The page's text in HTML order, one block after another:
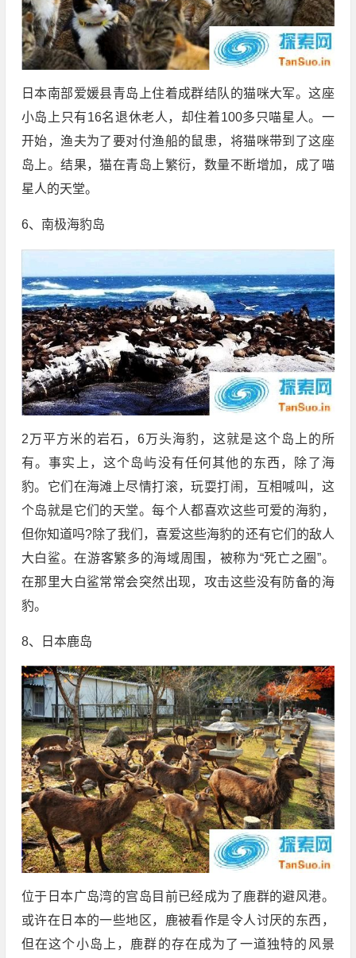
日本南部爱媛县青岛上住着成群结队的猫咪大军。这座
小岛上只有16名退休老人，却住着100多只喵星人。一
开始，渔夫为了要对付渔船的鼠患，将猫咪带到了这座
岛上。结果，猫在青岛上繁衍，数量不断增加，成了喵
星人的天堂。
6、南极海豹岛
2万平方米的岩石，6万头海豹，这就是这个岛上的所
有。事实上，这个岛屿没有任何其他的东西，除了海
豹。它们在海滩上尽情打滚，玩耍打闹，互相喊叫，这
个岛就是它们的天堂。每个人都喜欢这些可爱的海豹，
但你知道吗?除了我们，喜爱这些海豹的还有它们的敌人
大白鲨。在游客繁多的海域周围，被称为“死亡之圈”。
在那里大白鲨常常会突然出现，攻击这些没有防备的海
豹。
8、日本鹿岛
位于日本广岛湾的宫岛目前已经成为了鹿群的避风港。
或许在日本的一些地区，鹿被看作是令人讨厌的东西，
但在这个小岛上，鹿群的存在成为了一道独特的风景